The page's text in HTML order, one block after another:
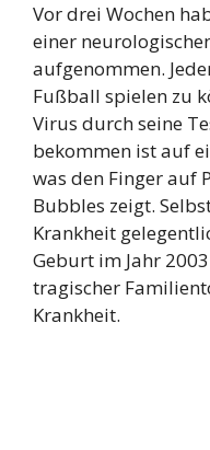
Vor drei Wochen
einer
aufgenommen.
Fußball spielen zu
Virus durch seine
bekommen ist auf
was den Finger auf
Bubbles zeigt.
Krankheit
Geburt im Jahr
tragischer
Krankheit.